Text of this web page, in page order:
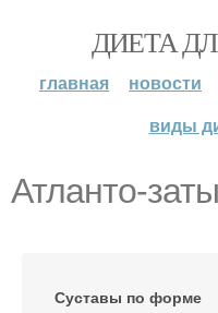
ДИЕТА
главная новости
виды
Атланто-
Суставы по форме